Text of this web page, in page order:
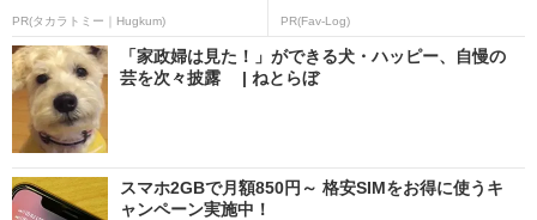
PR(タカラトミー｜Hugkum) PR(Fav-Log)
「家政婦は見た！」ができる犬・ハッピー、自慢の
芸を次々披露 | ねとらぼ
スマホ2GBで月額850円～ 格安SIMをお得に使うキ
ャンペーン実施中！